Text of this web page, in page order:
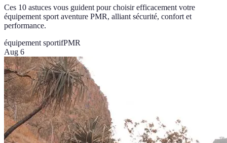
Ces 10 astuces vous guident pour choisir efficacement votre
équipement sport aventure PMR, alliant sécurité, confort et
performance.
équipement sportifPMR
Aug 6